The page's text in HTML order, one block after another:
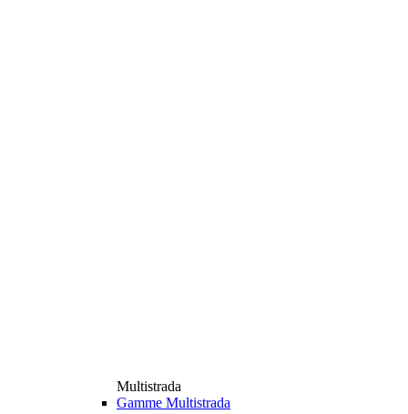
Multistrada
Gamme Multistrada